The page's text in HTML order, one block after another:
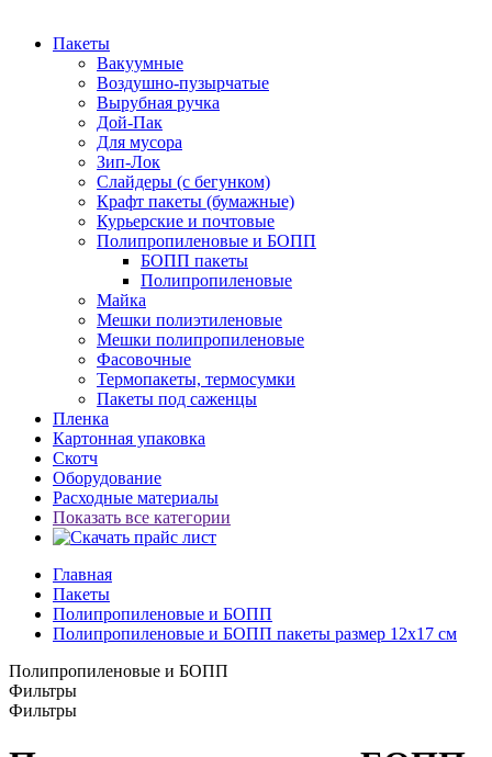
Пакеты
Вакуумные
Воздушно-пузырчатые
Вырубная ручка
Дой-Пак
Для мусора
Зип-Лок
Слайдеры (с бегунком)
Крафт пакеты (бумажные)
Курьерские и почтовые
Полипропиленовые и БОПП
БОПП пакеты
Полипропиленовые
Майка
Мешки полиэтиленовые
Мешки полипропиленовые
Фасовочные
Термопакеты, термосумки
Пакеты под саженцы
Пленка
Картонная упаковка
Скотч
Оборудование
Расходные материалы
Показать все категории
Главная
Пакеты
Полипропиленовые и БОПП
Полипропиленовые и БОПП пакеты размер 12x17 см
Полипропиленовые и БОПП
Фильтры
Фильтры